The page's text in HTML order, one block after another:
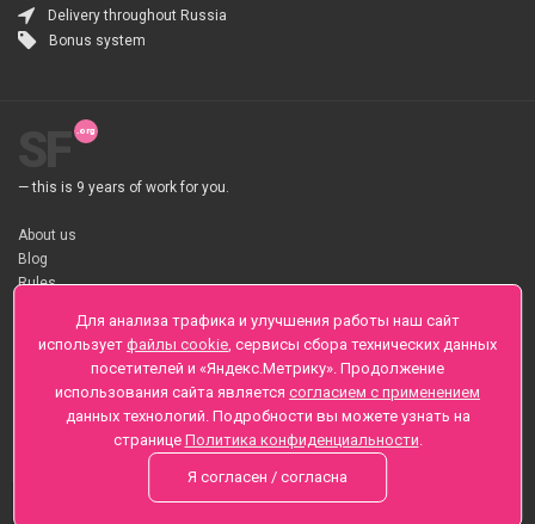
Delivery throughout Russia
Bonus system
— this is 9 years of work for you.
About us
Blog
Rules
About flower Delivery
Payment
Telegramm
Sankt-Peterburg, Zaozernaya 6
+7 (812) 425-01-16
Questions? Call 24 hours
Для анализа трафика и улучшения работы наш сайт
использует файлы cookie, сервисы сбора технических данных
посетителей и «Яндекс.Метрику». Продолжение
использования сайта является согласием с применением
данных технологий. Подробности вы можете узнать на
странице Политика конфиденциальности.
Я согласен / согласна